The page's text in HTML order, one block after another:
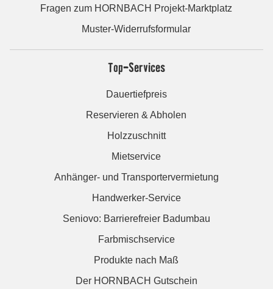
Fragen zum HORNBACH Projekt-Marktplatz
Muster-Widerrufsformular
Top-Services
Dauertiefpreis
Reservieren & Abholen
Holzzuschnitt
Mietservice
Anhänger- und Transportervermietung
Handwerker-Service
Seniovo: Barrierefreier Badumbau
Farbmischservice
Produkte nach Maß
Der HORNBACH Gutschein